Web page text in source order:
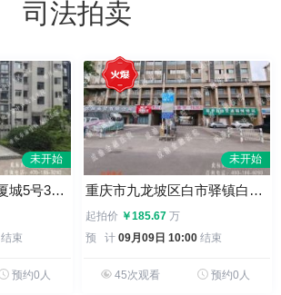
司法拍卖
重庆市九龙坡区广厦城5号32栋2-7-1号
结束
未开始
预约0人
重庆市九龙坡区白市驿镇白欣路86号二单元7-1号等六套房屋分零拍卖
起拍价 ￥185.67 万
预 计 09月09日 10:00 结束
未开始
45次观看 预约0人